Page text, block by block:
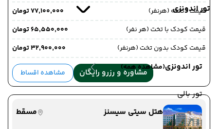
تور اندونزی
تور اندونزی(مشاهده همه)
تور بالی
قیمت 1 تخته (هرنفر)
۷۷٬۱۰۰٬۰۰۰ تومان
قیمت کودک با تخت (هر نفر)
۶۵٬۵۵۰٬۰۰۰ تومان
قیمت کودک بدون تخت (هرنفر)
۳۲٬۹۰۰٬۰۰۰ تومان
مشاوره و رزرو رایگان مشاهده اقساط
هتل سیتی سیسنز
مسقط